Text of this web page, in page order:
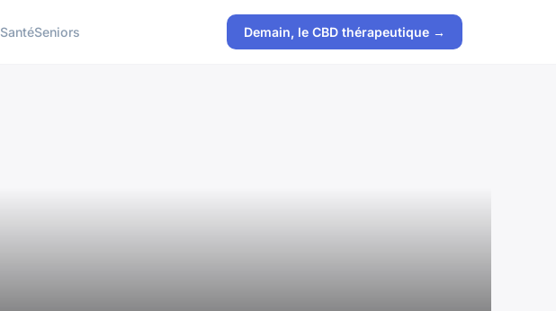
SantéSeniors Demain, le CBD thérapeutique →